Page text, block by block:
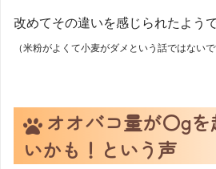
改めてその違いを感じられたようで
（米粉がよくて小麦がダメという話ではないで
オオバコ量が〇g
いかも！という声